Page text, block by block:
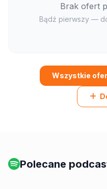
Brak ofert
Bądź pierwszy —
Wszystkie
Polecane